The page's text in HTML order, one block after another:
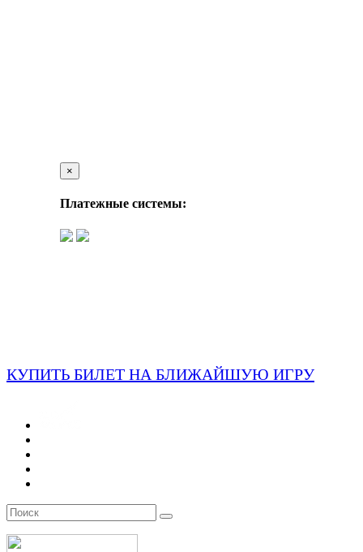
×
Платежные системы:
КУПИТЬ БИЛЕТ НА БЛИЖАЙШУЮ ИГРУ